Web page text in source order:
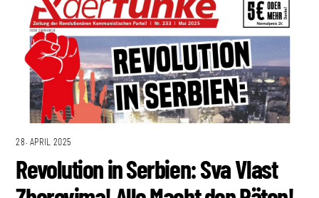
28. APRIL 2025
Revolution in Serbien: Sva Vlast